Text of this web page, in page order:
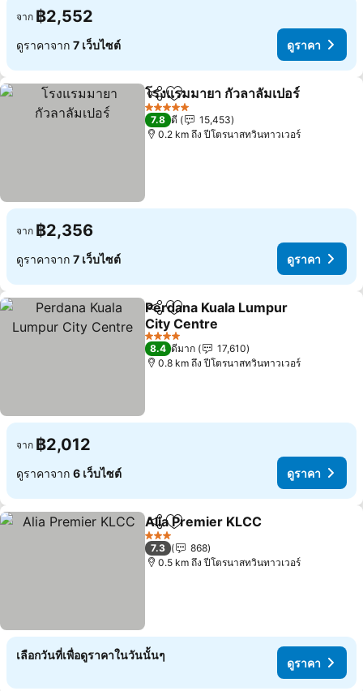
จาก ฿2,552
ดูราคาจาก 7 เว็บไซต์ ดูราคา
แชร์ เพิ่มในรายการโปรด
โรงแรมมายา กัวลาลัมเปอร์
5 ดาว
7.8 ดี
15,453
0.2 km ถึง ปีโตรนาสทวินทาวเวอร์
จาก ฿2,356
ดูราคาจาก 7 เว็บไซต์ ดูราคา
แชร์ เพิ่มในรายการโปรด
Perdana Kuala Lumpur
City Centre
ดูราคา
4 ดาว
8.4 ดีมาก
17,610
0.8 km ถึง ปีโตรนาสทวินทาวเวอร์
จาก ฿2,012
ดูราคาจาก 6 เว็บไซต์ ดูราคา
แชร์ เพิ่มในรายการโปรด
Alia Premier KLCC
3 ดาว
7.3
868
0.5 km ถึง ปีโตรนาสทวินทาวเวอร์
เลือกวันที่เพื่อดูราคาในวันนั้นๆ
ดูราคา